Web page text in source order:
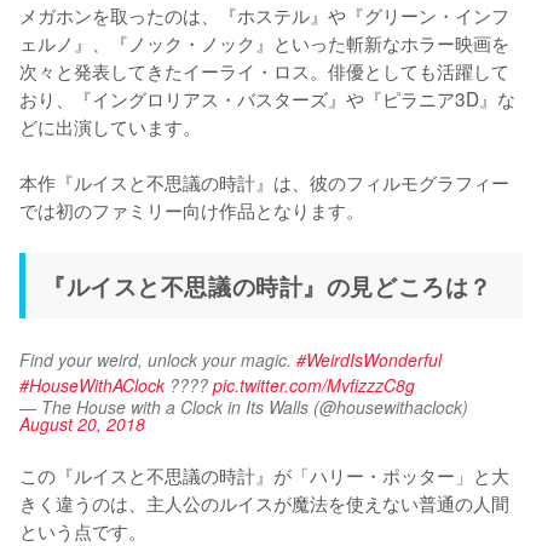
メガホンを取ったのは、『ホステル』や『グリーン・インフ
ェルノ』、『ノック・ノック』といった斬新なホラー映画を
次々と発表してきたイーライ・ロス。俳優としても活躍して
おり、『イングロリアス・バスターズ』や『ピラニア3D』な
どに出演しています。
本作『ルイスと不思議の時計』は、彼のフィルモグラフィー
では初のファミリー向け作品となります。
『ルイスと不思議の時計』の見どころは？
Find your weird, unlock your magic. #WeirdIsWonderful
#HouseWithAClock ????️ pic.twitter.com/MvfizzzC8g
— The House with a Clock in Its Walls (@housewithaclock)
August 20, 2018
この『ルイスと不思議の時計』が「ハリー・ポッター」と大
きく違うのは、主人公のルイスが魔法を使えない普通の人間
という点です。